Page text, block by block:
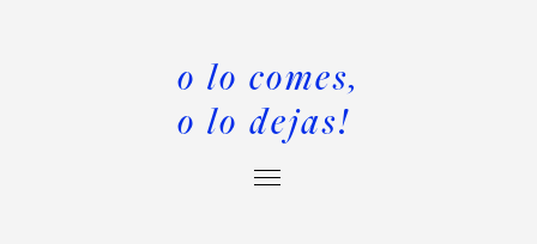
o lo comes,
o lo dejas!